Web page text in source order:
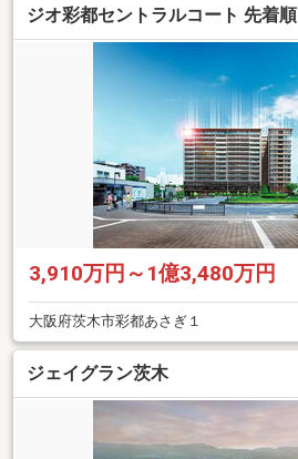
ジオ彩都セントラルコート 先着順
3,910万円～1億3,480万円
大阪府茨木市彩都あさぎ１
ジェイグラン茨木